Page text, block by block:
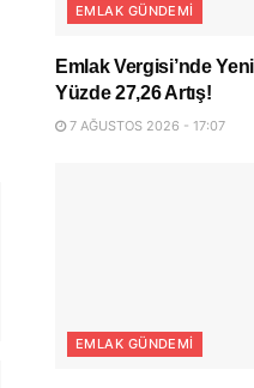
EMLAK GÜNDEMI
Emlak Vergisi’nde
Yüzde 27,26 Artış!
7 AĞUSTOS 2026 - 17:07
EMLAK GÜNDEMI